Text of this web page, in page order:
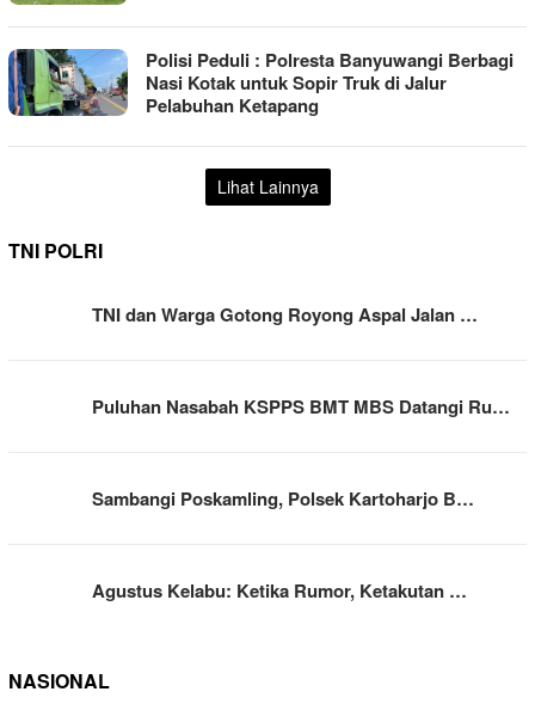
Polisi Peduli : Polresta Banyuwangi Berbagi
Nasi Kotak untuk Sopir Truk di Jalur
Pelabuhan Ketapang
Lihat Lainnya
TNI POLRI
TNI dan Warga Gotong Royong Aspal Jalan …
Puluhan Nasabah KSPPS BMT MBS Datangi Ru…
Sambangi Poskamling, Polsek Kartoharjo B…
Agustus Kelabu: Ketika Rumor, Ketakutan …
NASIONAL